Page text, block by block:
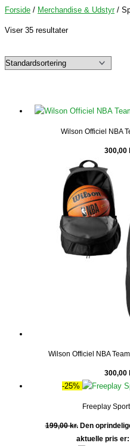
Forside / Merchandise & Udstyr/
Viser 35 resultater
Wilson Officiel NBA
300,00
Wilson Officiel NBA
300,00
-25%
Freeplay
199,00kr. Den
aktuelle pris er: